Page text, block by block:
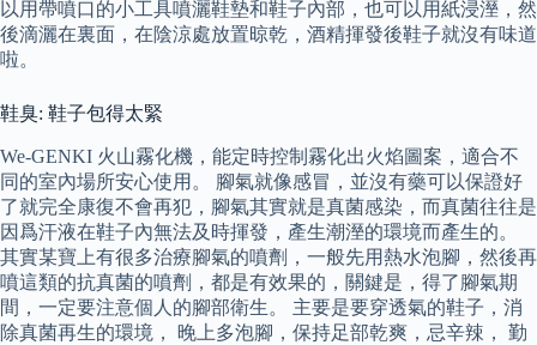
以用帶噴口的小工具噴灑鞋墊和鞋子內部，也可以用紙浸溼，然
後滴灑在裏面，在陰涼處放置晾乾，酒精揮發後鞋子就沒有味道
啦。
鞋臭: 鞋子包得太緊
We-GENKI 火山霧化機，能定時控制霧化出火焰圖案，適合不
同的室內場所安心使用。 腳氣就像感冒，並沒有藥可以保證好
了就完全康復不會再犯，腳氣其實就是真菌感染，而真菌往往是
因爲汗液在鞋子內無法及時揮發，產生潮溼的環境而產生的。
其實某寶上有很多治療腳氣的噴劑，一般先用熱水泡腳，然後再
噴這類的抗真菌的噴劑，都是有效果的，關鍵是，得了腳氣期
間，一定要注意個人的腳部衛生。 主要是要穿透氣的鞋子，消
除真菌再生的環境， 晚上多泡腳，保持足部乾爽，忌辛辣， 勤